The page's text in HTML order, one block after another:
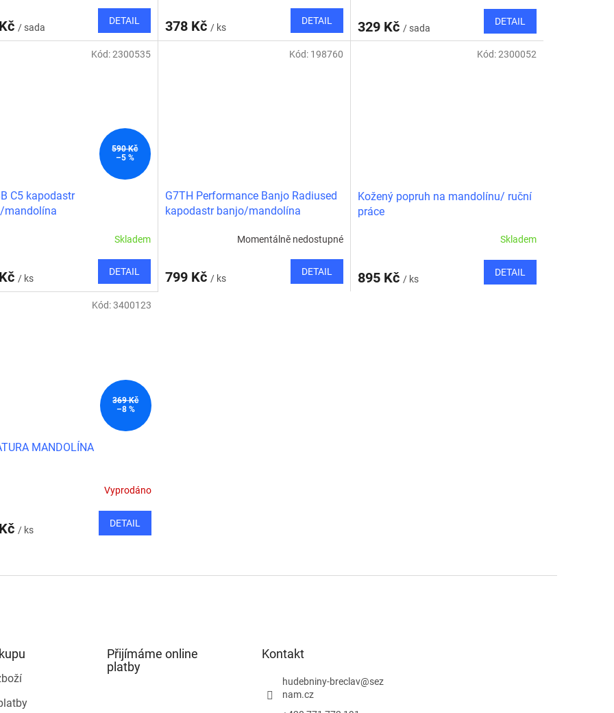
/ sada
DETAIL 378 Kč / ks
DETAIL 329 Kč / sada
DETAIL
590 Kč
–5 %
C5 kapodastr
mandolína
Skladem
/ ks
DETAIL
Kód:2300535
G7TH Performance Banjo Radiused
kapodastr banjo/mandolína
Momentálně nedostupné
799 Kč / ks
DETAIL
Kód: 198760
Kožený popruh na mandolínu/ ruční
práce
Skladem
895 Kč / ks
DETAIL
Kód:2300052
369 Kč
–8 %
MANDOLÍNA
Vyprodáno
/ ks
DETAIL
Kód:3400123
v
Přijímáme online
platby
Kontakt
hudebniny-breclav@sez
nam.cz